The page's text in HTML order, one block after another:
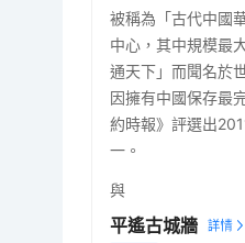
被稱為「古代中國
中心，其中規模最
通天下」而聞名於
因擁有中國保存最
約時報》評選出
一。
與
平遙古城牆